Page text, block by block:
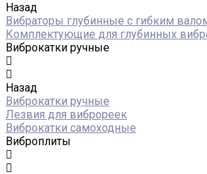
Назад
Вибраторы глубинные с гибким
Комплектующие для глубинных
Виброкатки ручные
Назад
Виброкатки ручные
Лезвия для виброреек
Виброкатки самоходные
Виброплиты